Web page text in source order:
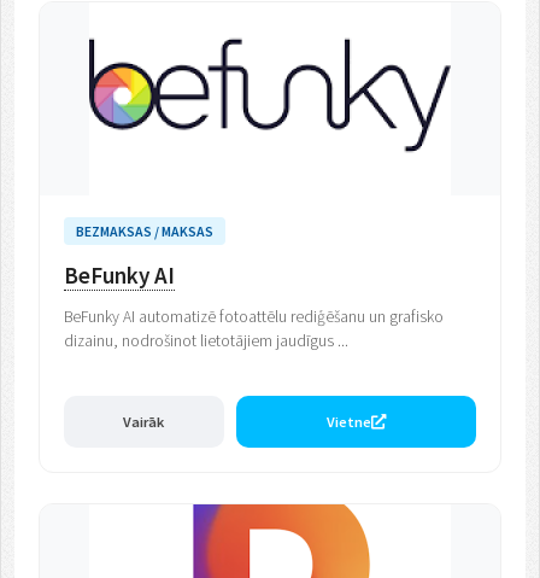
BEZMAKSAS / MAKSAS
BeFunky AI
BeFunky AI automatizē fotoattēlu rediģēšanu un grafisko
dizainu, nodrošinot lietotājiem jaudīgus ...
Vairāk Vietne